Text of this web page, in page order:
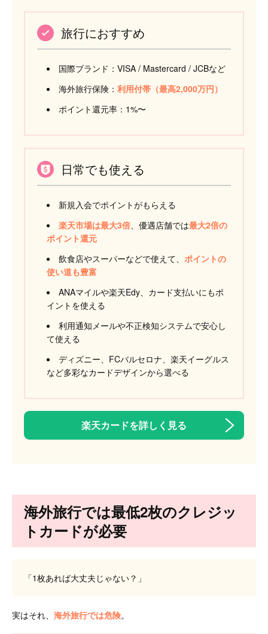
旅行におすすめ
国際ブランド：VISA / Mastercard / JCBなど
海外旅行保険： 利用付帯（最高2,000万円）
ポイント還元率：1%〜
日常でも使える
新規入会でポイントがもらえる
楽天市場は最大3倍 、優遇店舗では最大2倍の
ポイント還元
飲食店やスーパーなどで使えて、 ポイントの
使い道も豊富
ANAマイルや楽天Edy、カード支払いにもポ
イントを使える
利用通知メールや不正検知システムで安心し
て使える
ディズニー、FCバルセロナ、楽天イーグルス
など多彩なカードデザインから選べる
楽天カードを詳しく見る
海外旅行では最低2枚のクレジッ
トカードが必要
「1枚あれば大丈夫じゃない？」
実はそれ、 海外旅行では危険。